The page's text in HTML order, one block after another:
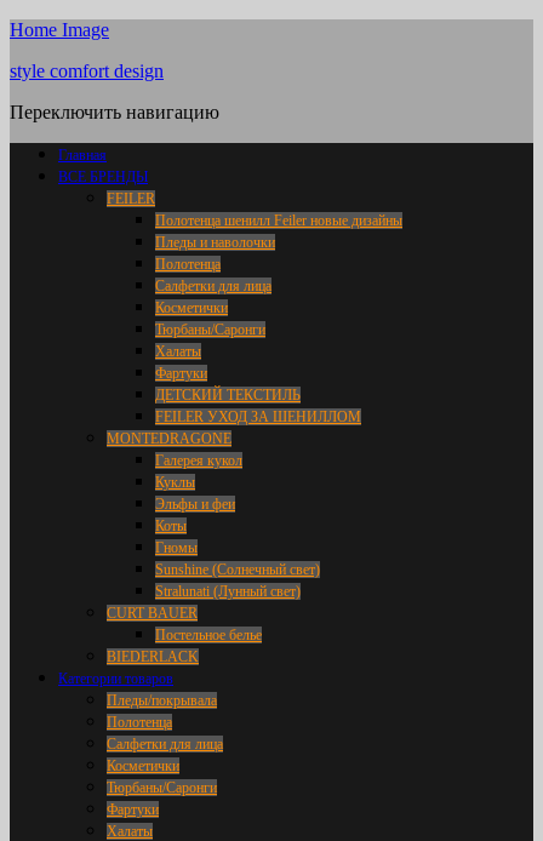
Home Image
style comfort design
Переключить навигацию
Главная
ВСЕ БРЕНДЫ
FEILER
Полотенца шенилл Feiler новые дизайны
Пледы и наволочки
Полотенца
Салфетки для лица
Косметички
Тюрбаны/Саронги
Халаты
Фартуки
ДЕТСКИЙ ТЕКСТИЛЬ
FEILER УХОД ЗА ШЕНИЛЛОМ
MONTEDRAGONE
Галерея кукол
Куклы
Эльфы и феи
Коты
Гномы
Sunshine (Солнечный свет)
Stralunati (Лунный свет)
CURT BAUER
Постельное белье
BIEDERLACK
Категории товаров
Пледы/покрывала
Полотенца
Салфетки для лица
Косметички
Тюрбаны/Саронги
Фартуки
Халаты